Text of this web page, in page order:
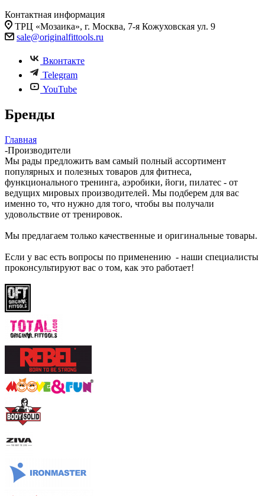
Контактная информация
ТРЦ «Мозаика», г. Москва, 7-я Кожуховская ул. 9
sale@originalfittools.ru
Вконтакте
Telegram
YouTube
Бренды
Главная
-Производители
Мы рады предложить вам самый полный ассортимент
популярных и полезных товаров для фитнеса,
функционального тренинга, аэробики, йоги, пилатес - от
ведущих мировых производителей. Мы подберем для вас
именно то, что нужно для того, чтобы вы получали
удовольствие от тренировок.
Мы предлагаем только качественные и оригинальные товары.
Если у вас есть вопросы по применению - наши специалисты
проконсультируют вас о том, как это работает!